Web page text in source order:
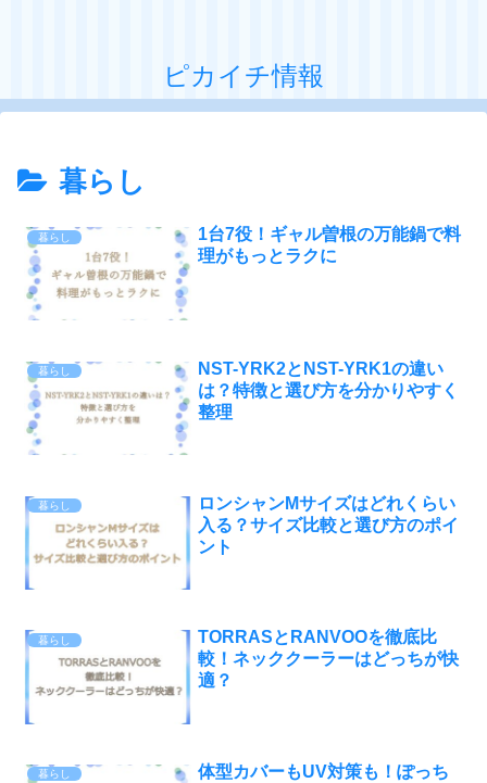
ピカイチ情報
暮らし
暮らし
1台7役！ギャル曽根の万能鍋で料
理がもっとラクに
暮らし
NST-YRK2とNST-YRK1の違い
は？特徴と選び方を分かりやすく
整理
暮らし
ロンシャンMサイズはどれくらい
入る？サイズ比較と選び方のポイ
ント
暮らし
TORRASとRANVOOを徹底比
較！ネッククーラーはどっちが快
適？
暮らし
体型カバーもUV対策も！ぽっち